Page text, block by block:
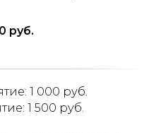
руб.
1 000 руб.
1 500 руб.